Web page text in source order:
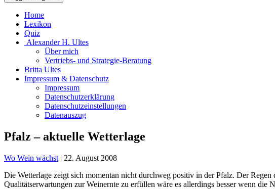
Home
Lexikon
Quiz
Alexander H. Ultes
Über mich
Vertriebs- und Strategie-Beratung
Britta Ultes
Impressum & Datenschutz
Impressum
Datenschutzerklärung
Datenschutzeinstellungen
Datenauszug
Pfalz – aktuelle Wetterlage
Wo Wein wächst | 22. August 2008
Die Wetterlage zeigt sich momentan nicht durchweg positiv in der Pfalz. Der
Qualitätserwartungen zur Weinernte zu erfüllen wäre es allerdings besser wenn die